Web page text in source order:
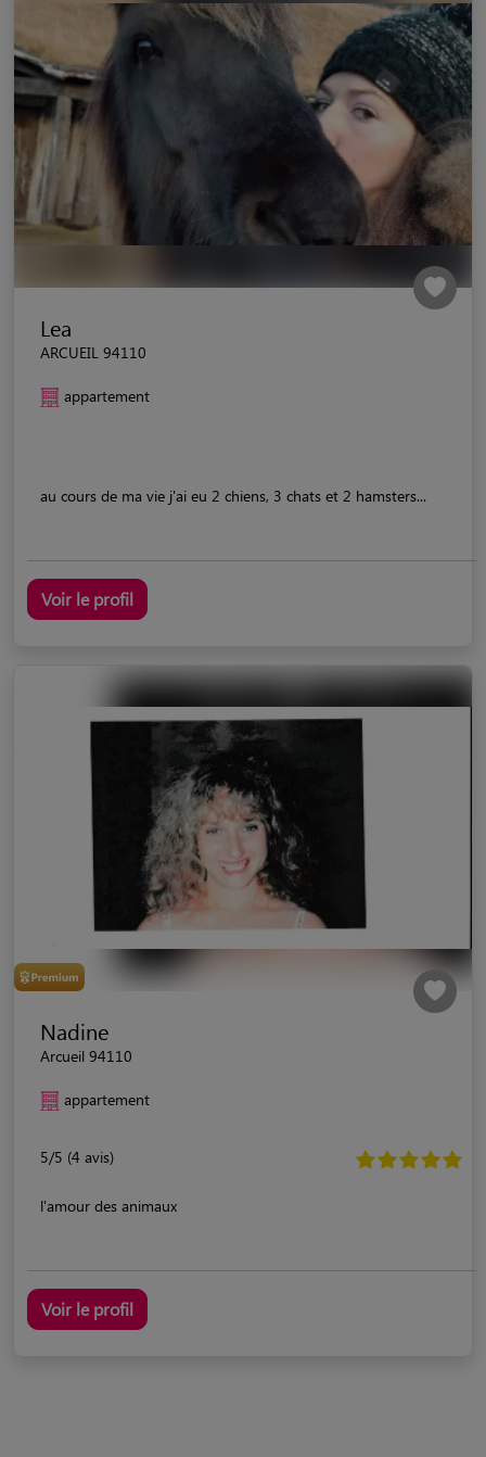
Lea
ARCUEIL 94110
appartement
au cours de ma vie j'ai eu 2 chiens, 3 chats et 2 hamsters...
Voir le profil
Nadine
Arcueil 94110
appartement
5/5 (4 avis)
l'amour des animaux
Voir le profil